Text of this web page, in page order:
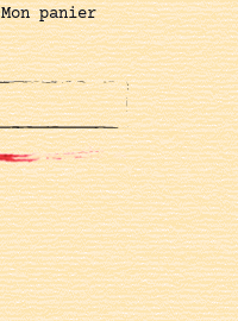
Mon panier